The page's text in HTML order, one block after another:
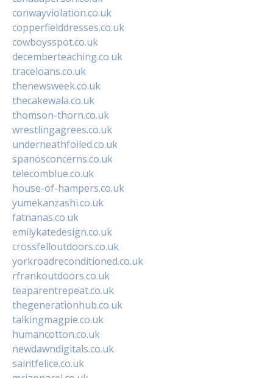
conwayviolation.co.uk
copperfielddresses.co.uk
cowboysspot.co.uk
decemberteaching.co.uk
traceloans.co.uk
thenewsweek.co.uk
thecakewala.co.uk
thomson-thorn.co.uk
wrestlingagrees.co.uk
underneathfoiled.co.uk
spanosconcerns.co.uk
telecomblue.co.uk
house-of-hampers.co.uk
yumekanzashi.co.uk
fatnanas.co.uk
emilykatedesign.co.uk
crossfelloutdoors.co.uk
yorkroadreconditioned.co.uk
rfrankoutdoors.co.uk
teaparentrepeat.co.uk
thegenerationhub.co.uk
talkingmagpie.co.uk
humancotton.co.uk
newdawndigitals.co.uk
saintfelice.co.uk